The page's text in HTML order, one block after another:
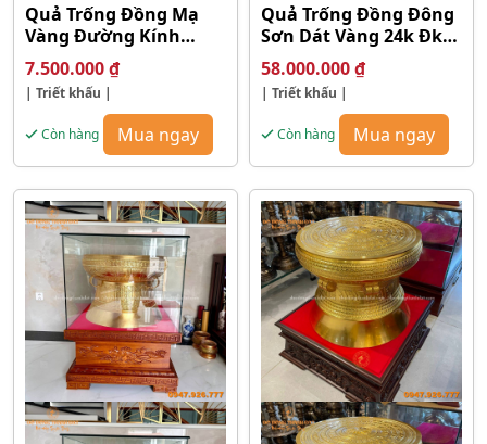
Quả Trống Đồng Mạ
Vàng Đường Kính
30cm
7.500.000₫
| Triết khấu |
Còn hàng Mua ngay
Quả Trống Đồng Đông
Sơn Dát Vàng 24k Đk
60cm
58.000.000₫
| Triết khấu |
Còn hàng Mua ngay